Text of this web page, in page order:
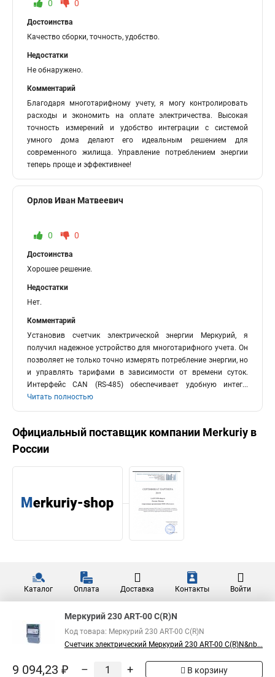
0 0
Достоинства
Качество сборки, точность, удобство.
Недостатки
Не обнаружено.
Комментарий
Благодаря многотарифному учету, я могу контролировать
расходы и экономить на оплате электричества. Высокая
точность измерений и удобство интеграции с системой
умного дома делают его идеальным решением для
современного жилища. Управление потреблением энергии
теперь проще и эффективнее!
Орлов Иван Матвеевич
0 0
Достоинства
Хорошее решение.
Недостатки
Нет.
Комментарий
Установив счетчик электрической энергии Меркурий, я
получил надежное устройство для многотарифного учета. Он
позволяет не только точно измерять потребление энергии, но
и управлять тарифами в зависимости от времени суток.
Интерфейс CAN (RS-485) обеспечивает удобную интег...
Читать полностью
Официальный поставщик компании Merkuriy в
России
Каталог Оплата Доставка Контакты Войти
Меркурий 230 АRT-00 С(R)N
Код товара: Меркурий 230 АRT-00 С(R)N
Счетчик электрический Меркурий 230 АRT-00 С(R)N&nb...
9 094,23 ₽ – + В корзину